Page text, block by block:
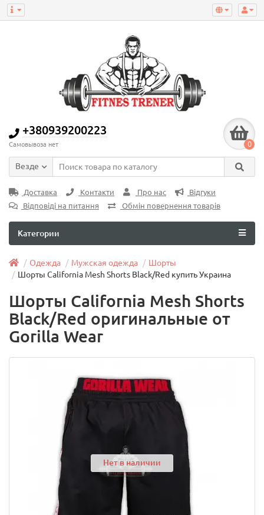
+380939200223
Самовывоза нет 0
Везде
Доставка Контакти Про нас
Відгуки
Відповіді на питання
Обмін повернення товарів
Категории
Одежда Мужская одежда
Шорты
Шорты California Mesh Shorts Black/Red купить Украина
Шорты California Mesh Shorts
Black/Red оригинальные от
Gorilla Wear
Нет в наличии